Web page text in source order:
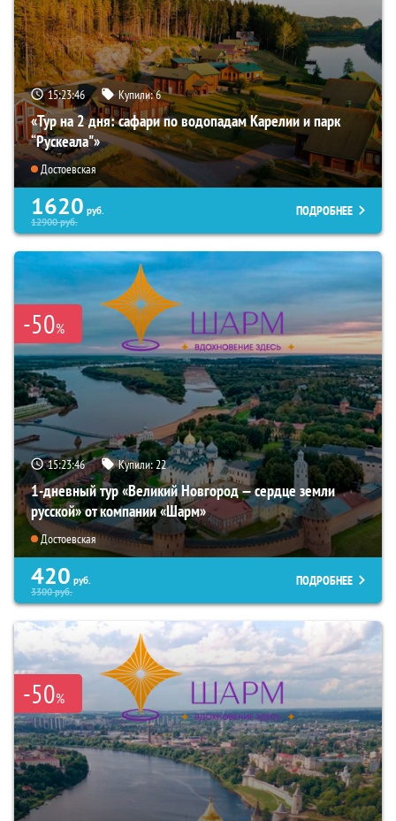
15:23:44 Купили:6
«Тур на 2 дня: сафари по водопадам Карелии и парк
“Рускеала"»
Достоевская
1620 руб.
12900руб.
ПОДРОБНЕЕ
-50%
15:23:44 Купили:22
1-дневный тур «Великий Новгород — сердце земли
русской» от компании «Шарм»
Достоевская
420 руб.
3300руб.
ПОДРОБНЕЕ
-50%